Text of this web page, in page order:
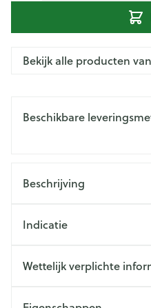
Bekijk alle producten
Beschikbare
Beschrijving
Indicatie
Wettelijk verplichte